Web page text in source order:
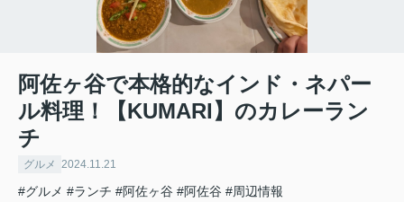
阿佐ヶ谷で本格的なインド・ネパー
ル料理！【KUMARI】のカレーラン
チ
グルメ 2024.11.21
#グルメ #ランチ #阿佐ヶ谷 #阿佐谷 #周辺情報